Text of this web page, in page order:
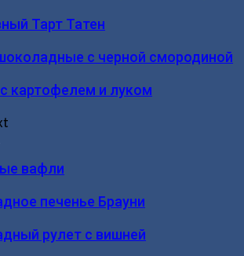
Тарт Татен
с черной смородиной
картофелем и луком
вафли
печенье Брауни
рулет с вишней